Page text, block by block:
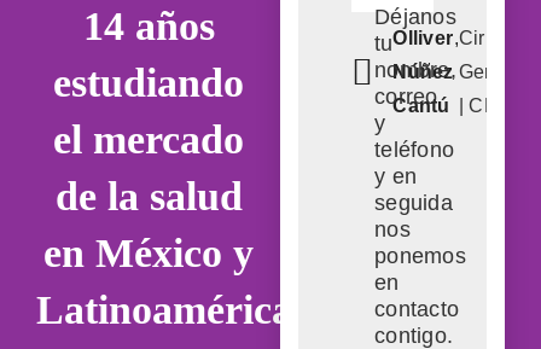
14 años
estudiando
el mercado
de la salud
en México y
Latinoamérica
Olliver
Núñez
Cantú
,Cirujano
General
| CDMX
¡Muchas
gracias!
Dr.
,
Déjanos
tu
nombre,
correo
y
teléfono
y en
seguida
nos
ponemos
en
contacto
contigo.